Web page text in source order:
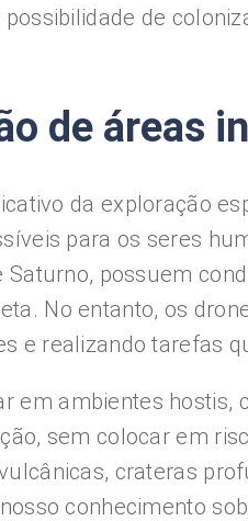
de
de áreas
da exploração
para os seres
possuem
No entanto, os
e realizando tarefas
em ambientes
sem colocar em
crateras
conhecimento